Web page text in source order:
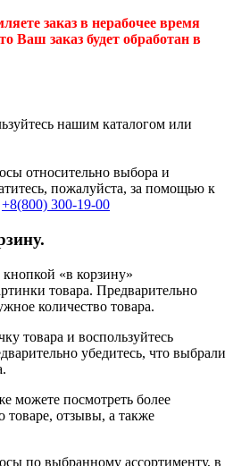
заказ в нерабочее время
Ваш заказ будет обработан в
нашим каталогом или
относительно выбора и
пожалуйста, за помощью к
+8(800) 300-19-00
кнопкой «в корзину»
товара. Предварительно
количество товара.
товара и воспользуйтесь
убедитесь, что выбрали
можете посмотреть более
отзывы, а также
по выбранному ассортименту, в